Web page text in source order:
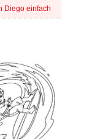
Diego einfach